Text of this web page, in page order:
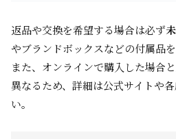
返品や交換を希望する場合は必ず
やブランドボックスなどの付属品
また、オンラインで購入した場合
異なるため、詳細は公式サイトや
い。